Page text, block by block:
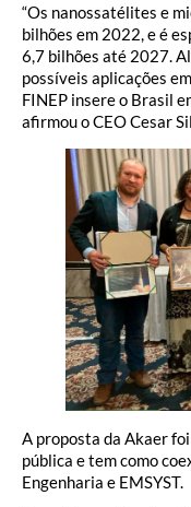
“Os nanossatélites e
bilhões em 2022, e é
6,7 bilhões até 2027.
possíveis aplicações
FINEP insere o Brasil
afirmou o CEO Cesar
A proposta da Akaer
pública e tem como
Engenharia e EMSYST.